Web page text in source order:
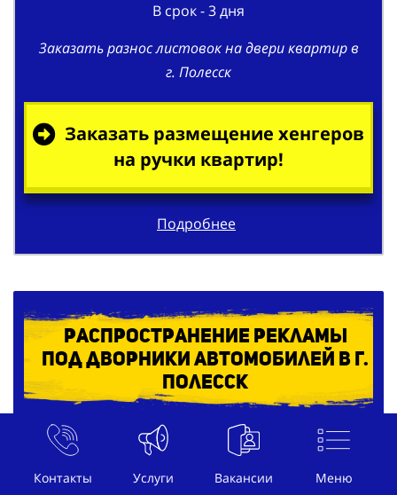
Контакты Услуги Вакансии Меню
В срок - 3 дня
Заказать разнос листовок на двери квартир в
г. Полесск
Заказать размещение хенгеров
на ручки квартир!
Подробнее
Распространение рекламы
под дворники автомобилей в г.
Полесск